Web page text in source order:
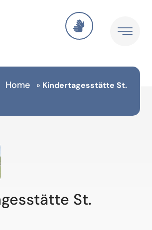
Home » Kindertagesstätte St.
St.